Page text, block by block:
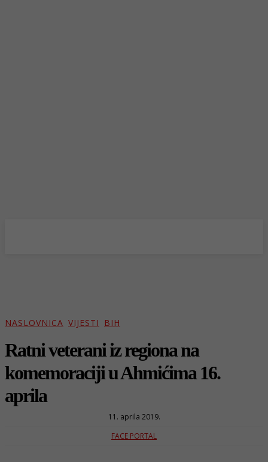
NASLOVNICA VIJESTI BIH
Ratni veterani iz regiona na
komemoraciji u Ahmićima 16.
aprila
11. aprila 2019.
FACE PORTAL